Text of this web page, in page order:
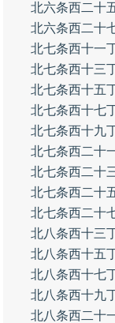
北六条西二十
北六条西二十
北七条西十一
北七条西十三
北七条西十五
北七条西十七
北七条西十九
北七条西二十
北七条西二十
北七条西二十
北七条西二十
北八条西十三
北八条西十五
北八条西十七
北八条西十九
北八条西二十